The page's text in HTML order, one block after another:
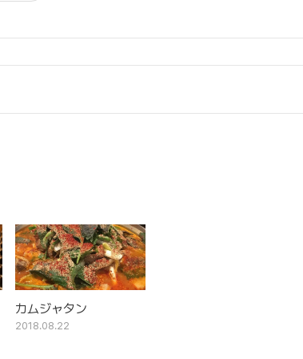
カムジャタン
2018.08.22